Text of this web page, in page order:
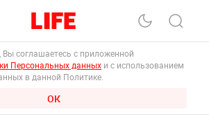
соглашаетесь с приложенной
Персональных данных и с использованием
в данной Политике.
ОК